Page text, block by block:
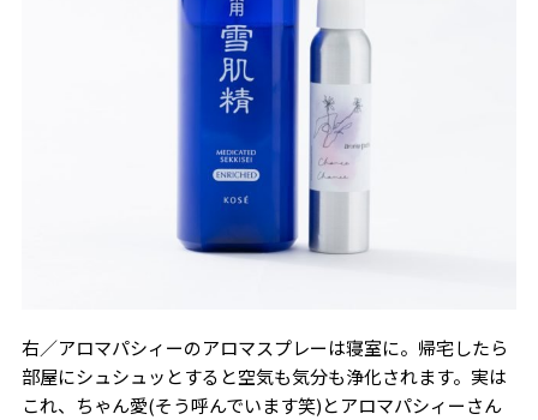
右／アロマパシィーのアロマスプレーは寝室に。帰宅したら
部屋にシュシュッとすると空気も気分も浄化されます。実は
これ、ちゃん愛(そう呼んでいます笑)とアロマパシィーさん